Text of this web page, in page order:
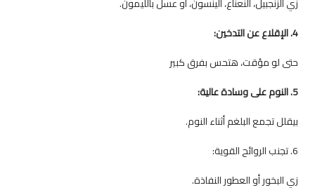
4. الإقلاع عن التدخين:
حتى لو مؤقت، هتحس بفرق كبير
5. النوم على وسادة عالية:
بيقلل تجمع البلغم أثناء النوم.
6. تجنب الروائح القوية:
زي البخور أو العطور النفاذة.